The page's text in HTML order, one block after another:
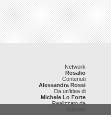
Network
Rosalio
Contenuti
Alessandra Rossi
Da un'idea di
Michele Lo Forte
Realizzato da